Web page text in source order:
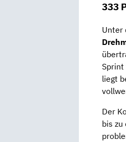
333
Unter
Sprint
liegt
Der
bis zu